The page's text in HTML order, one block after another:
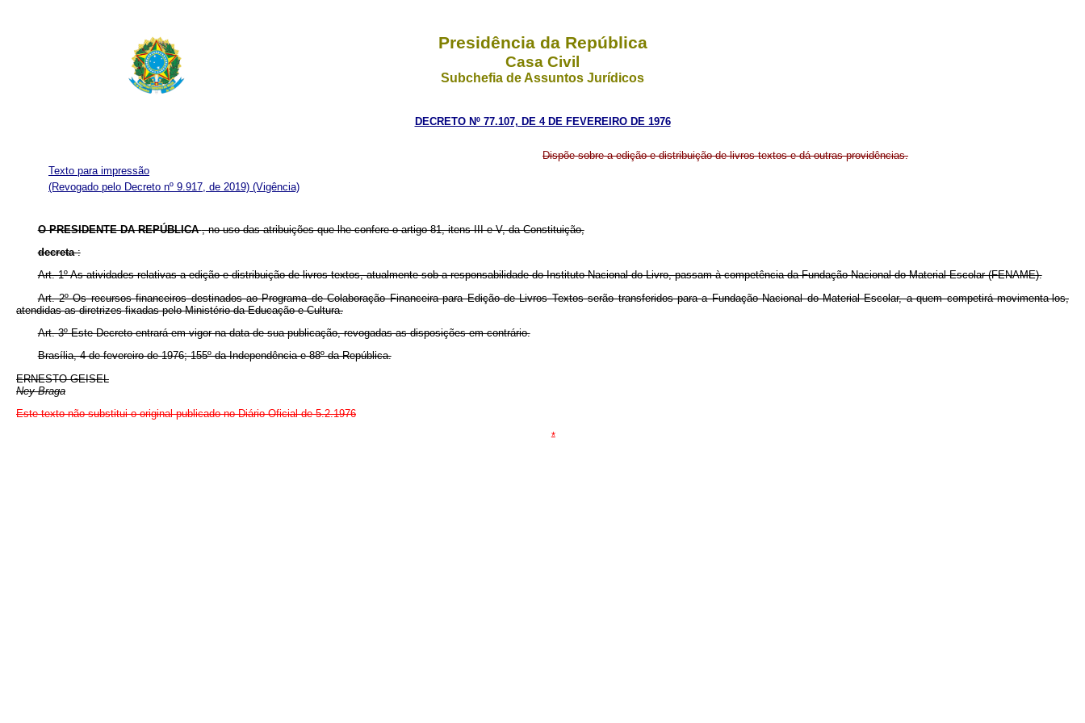
Presidência da República
Casa Civil
Subchefia de Assuntos Jurídicos
DECRETO Nº 77.107, DE 4 DE FEVEREIRO DE 1976
Dispõe sobre a edição e distribuição de livros textos e dá outras providências.
Texto para impressão
(Revogado pelo Decreto nº 9.917, de 2019) (Vigência)
O PRESIDENTE DA REPÚBLICA, no uso das atribuições que lhe confere o artigo 81, itens III e V, da Constituição,
decreta:
Art. 1º As atividades relativas a edição e distribuição de livros textos, atualmente sob a responsabilidade do Instituto Nacional do Livro, passam à competência da Fundação Nacional do Material Escolar (FENAME).
Art. 2º Os recursos financeiros destinados ao Programa de Colaboração Financeira para Edição de Livros Textos serão transferidos para a Fundação Nacional do Material Escolar, a quem competirá movimenta-los,
atendidas as diretrizes fixadas pelo Ministério da Educação e Cultura.
Art. 3º Este Decreto entrará em vigor na data de sua publicação, revogadas as disposições em contrário.
Brasília, 4 de fevereiro de 1976; 155º da Independência e 88º da República.
ERNESTO GEISEL
Ney Braga
Este texto não substitui o original publicado no Diário Oficial de 5.2.1976
*